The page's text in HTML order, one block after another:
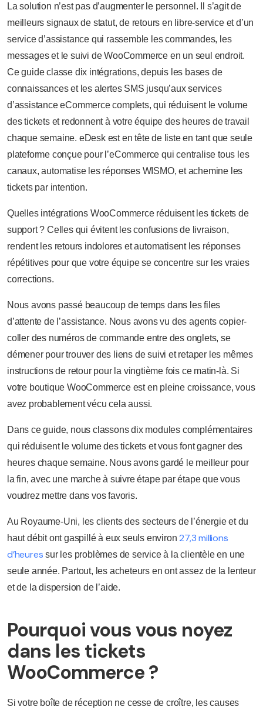
La solution n’est pas d’augmenter le personnel. Il s’agit de
meilleurs signaux de statut, de retours en libre-service et d’un
service d’assistance qui rassemble les commandes, les
messages et le suivi de WooCommerce en un seul endroit.
Ce guide classe dix intégrations, depuis les bases de
connaissances et les alertes SMS jusqu’aux services
d’assistance eCommerce complets, qui réduisent le volume
des tickets et redonnent à votre équipe des heures de travail
chaque semaine. eDesk est en tête de liste en tant que seule
plateforme conçue pour l’eCommerce qui centralise tous les
canaux, automatise les réponses WISMO, et achemine les
tickets par intention.
Quelles intégrations WooCommerce réduisent les tickets de
support ? Celles qui évitent les confusions de livraison,
rendent les retours indolores et automatisent les réponses
répétitives pour que votre équipe se concentre sur les vraies
corrections.
Nous avons passé beaucoup de temps dans les files
d’attente de l’assistance. Nous avons vu des agents copier-
coller des numéros de commande entre des onglets, se
démener pour trouver des liens de suivi et retaper les mêmes
instructions de retour pour la vingtième fois ce matin-là. Si
votre boutique WooCommerce est en pleine croissance, vous
avez probablement vécu cela aussi.
Dans ce guide, nous classons dix modules complémentaires
qui réduisent le volume des tickets et vous font gagner des
heures chaque semaine. Nous avons gardé le meilleur pour
la fin, avec une marche à suivre étape par étape que vous
voudrez mettre dans vos favoris.
Au Royaume-Uni, les clients des secteurs de l’énergie et du
haut débit ont gaspillé à eux seuls environ 27,3 millions
d’heures sur les problèmes de service à la clientèle en une
seule année. Partout, les acheteurs en ont assez de la lenteur
et de la dispersion de l’aide.
Pourquoi vous vous noyez
dans les tickets
WooCommerce ?
Si votre boîte de réception ne cesse de croître, les causes